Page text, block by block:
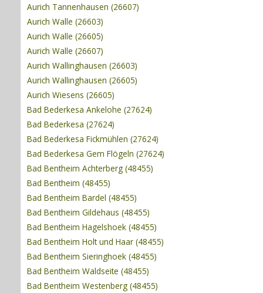
Aurich Tannenhausen (26607)
Aurich Walle (26603)
Aurich Walle (26605)
Aurich Walle (26607)
Aurich Wallinghausen (26603)
Aurich Wallinghausen (26605)
Aurich Wiesens (26605)
Bad Bederkesa Ankelohe (27624)
Bad Bederkesa (27624)
Bad Bederkesa Fickmühlen (27624)
Bad Bederkesa Gem Flögeln (27624)
Bad Bentheim Achterberg (48455)
Bad Bentheim (48455)
Bad Bentheim Bardel (48455)
Bad Bentheim Gildehaus (48455)
Bad Bentheim Hagelshoek (48455)
Bad Bentheim Holt und Haar (48455)
Bad Bentheim Sieringhoek (48455)
Bad Bentheim Waldseite (48455)
Bad Bentheim Westenberg (48455)